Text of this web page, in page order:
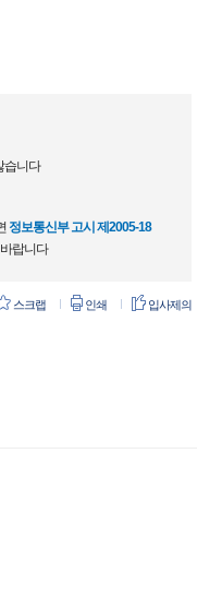
습니다
정보통신부 고시 제2005-18
랍니다
스크랩 인쇄 입사제의